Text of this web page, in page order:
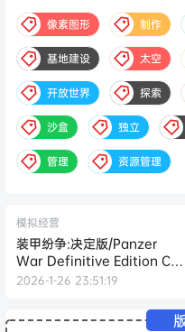
像素图形 制作
基地建设 太空
开放世界 探索
沙盒 独立
管理 资源管理
模拟经营
装甲纷争:决定版/Panzer
War Definitive Edition Cry
Of War
2026-1-26 23:51:19